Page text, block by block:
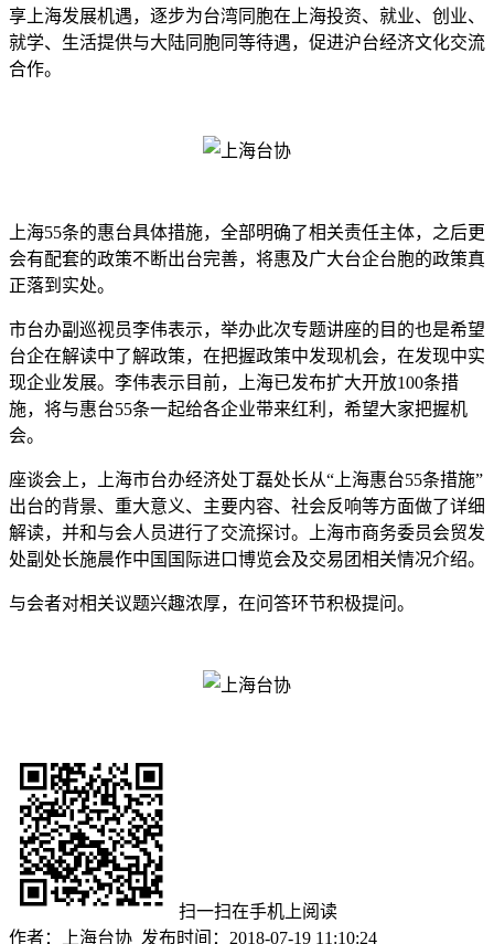
享上海发展机遇，逐步为台湾同胞在上海投资、就业、创业、
就学、生活提供与大陆同胞同等待遇，促进沪台经济文化交流
合作。
上海55条的惠台具体措施，全部明确了相关责任主体，之后更
会有配套的政策不断出台完善，将惠及广大台企台胞的政策真
正落到实处。
市台办副巡视员李伟表示，举办此次专题讲座的目的也是希望
台企在解读中了解政策，在把握政策中发现机会，在发现中实
现企业发展。李伟表示目前，上海已发布扩大开放100条措
施，将与惠台55条一起给各企业带来红利，希望大家把握机
会。
座谈会上，上海市台办经济处丁磊处长从“上海惠台55条措施”
出台的背景、重大意义、主要内容、社会反响等方面做了详细
解读，并和与会人员进行了交流探讨。上海市商务委员会贸发
处副处长施晨作中国国际进口博览会及交易团相关情况介绍。
与会者对相关议题兴趣浓厚，在问答环节积极提问。
扫一扫在手机上阅读
作者：上海台协 发布时间：2018-07-19 11:10:24